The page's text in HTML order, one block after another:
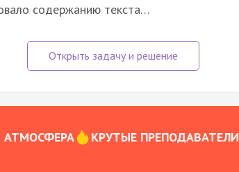
содержанию текста…
КРУТЫЕ ПРЕПОДАВАТЕЛИ